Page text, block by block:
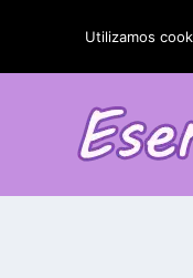
Utilizamos